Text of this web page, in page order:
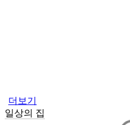
더보기
일상의 집